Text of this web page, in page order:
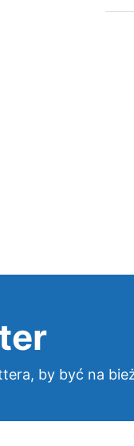
by być na